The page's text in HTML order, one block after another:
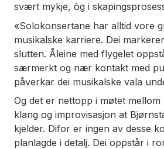
svært mykje, òg i
«Solokonsertane har alltid vore
musikalske karriere. Dei
slutten. Åleine med flygelet
særmerkt og nær kontakt med
påverkar dei musikalske vala
Og det er nettopp i møtet mellom
klang og improvisasjon at
kjelder. Difor er ingen av desse
planlagde i detalj. Dei oppstår i